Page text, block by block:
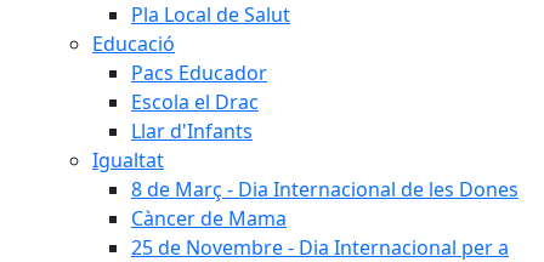
Pla Local de Salut
Educació
Pacs Educador
Escola el Drac
Llar d'Infants
Igualtat
8 de Març - Dia Internacional de les Dones
Càncer de Mama
25 de Novembre - Dia Internacional per a